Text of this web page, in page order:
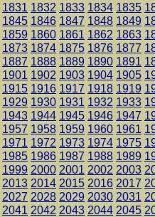
1831 1832 1833 1834 1835
1845 1846 1847 1848 1849
1859 1860 1861 1862 1863
1873 1874 1875 1876 1877
1887 1888 1889 1890 1891
1901 1902 1903 1904 1905
1915 1916 1917 1918 1919
1929 1930 1931 1932 1933
1943 1944 1945 1946 1947
1957 1958 1959 1960 1961
1971 1972 1973 1974 1975
1985 1986 1987 1988 1989
1999 2000 2001 2002 2003
2013 2014 2015 2016 2017
2027 2028 2029 2030 2031
2041 2042 2043 2044 2045